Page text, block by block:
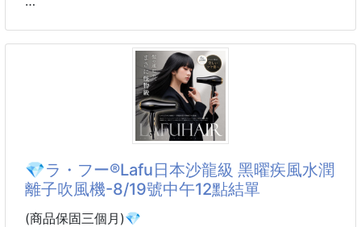
🎯旅客必搶手款😍拉拉山限定水蜜桃果凍銷售第一名
❌觀光景點市價：$210/包❌
🩷每包約21~22顆🩷
🥭選用拉拉山當季現採水蜜桃，新鮮榨取果汁
搭配Q
✨瑞士國民品牌阿華田新品登場，中秋節要烤棉花糖
的快來+1！「阿華田雪球濃心棉花糖」推出全新抹茶牛
奶口味，柔軟Q彈的棉花糖包裹著濃郁爆漿「抹茶牛
奶」流心！咬下一口，濃香茶韻與醇厚奶香瞬間在嘴裡
誘人的濃心內餡，包裹在柔軟Q彈的雪白棉花糖中。輕
輕咬下，蓬鬆外層與香滑夾心交織，每一口都充滿療癒
又甜蜜的幸福感！
💎ラ・フー®Lafu日本沙龍級 黑曜疾風水潤
離子吹風機-8/19號中午12點結單
(商品保固三個月)💎